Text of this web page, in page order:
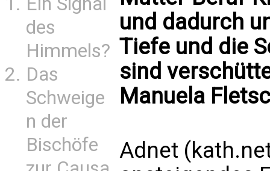
des
Himmels?
Das
Schweige
n der
Bischöfe
und dadurch
Tiefe und die
sind
Manuela
Adnet